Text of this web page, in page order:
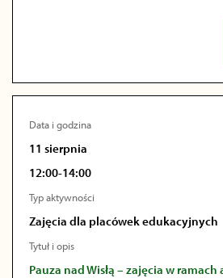
Data i godzina
11 sierpnia
12:00-14:00
Typ aktywności
Zajęcia dla placówek edukacyjnych
Tytuł i opis
Pauza nad Wisłą – zajęcia w